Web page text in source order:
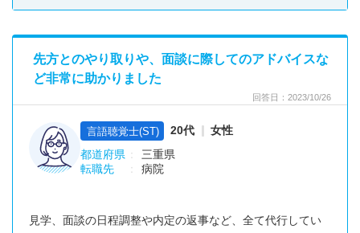
回答日：2023/10/26
先方とのやり取りや、面談に際してのアドバイスな
ど非常に助かりました
言語聴覚士(ST) 20代
女性
都道府県
三重県
転職先
病院
見学、面談の日程調整や内定の返事など、全て代行してい